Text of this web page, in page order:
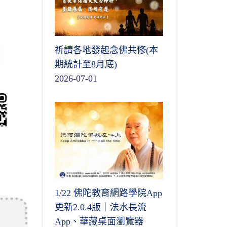
祈請各地發起念佛共修(本
期統計至8月底)
2026-07-01
1/22 佛陀教育網路學院App
更新2.0.4版｜法水長流
App、華藏桌面瀏覽器